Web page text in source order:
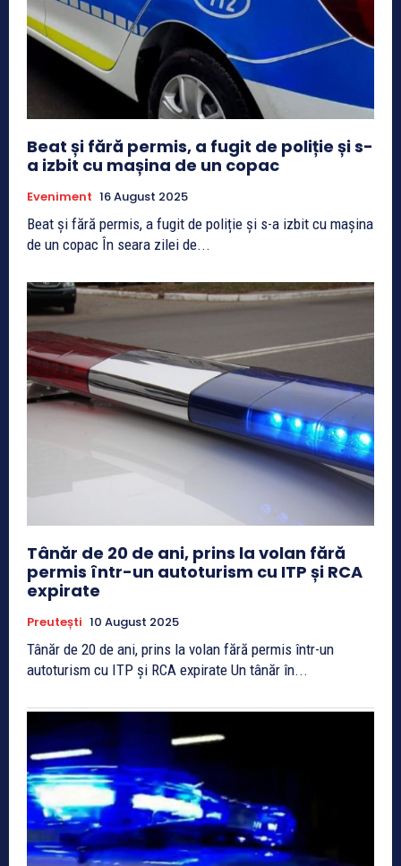
Beat și fără permis, a fugit de poliție și s-
a izbit cu mașina de un copac
Eveniment 16 August 2025
Beat și fără permis, a fugit de poliție și s-a izbit cu mașina
de un copac În seara zilei de...
Tânăr de 20 de ani, prins la volan fără
permis într-un autoturism cu ITP și RCA
expirate
Preutești 10 August 2025
Tânăr de 20 de ani, prins la volan fără permis într-un
autoturism cu ITP și RCA expirate Un tânăr în...